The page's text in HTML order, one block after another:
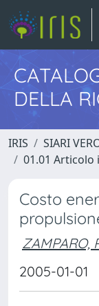
DELLA
IRIS SIARI
01.01 Articolo
Costo
ZAMPARO,
2005-01-01